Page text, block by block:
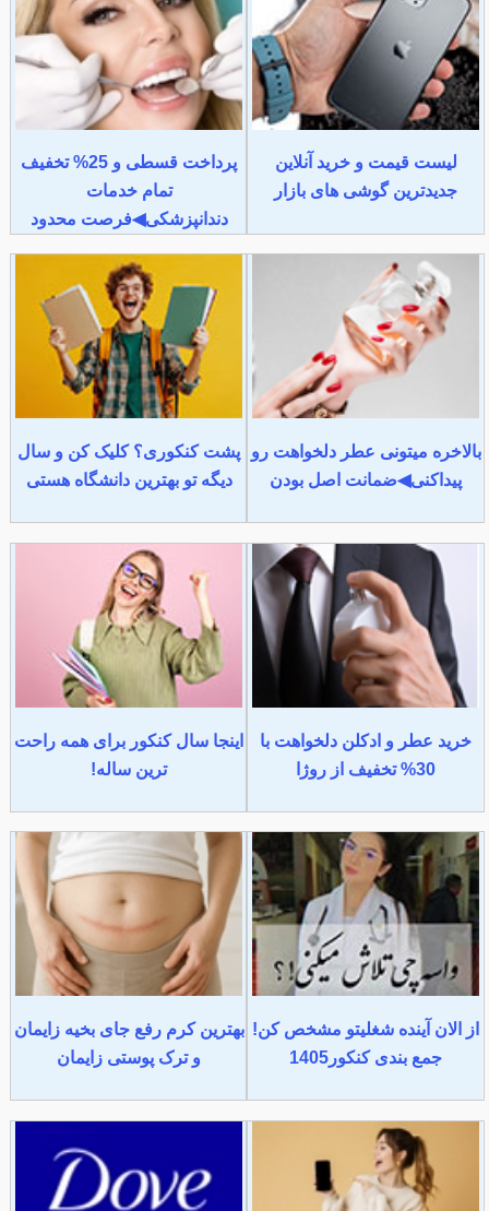
لیست قیمت و خرید آنلاین
جدیدترین گوشی های بازار
پرداخت قسطی و 25% تخفیف
تمام خدمات
دندانپزشکی◀فرصت محدود
بالاخره میتونی عطر دلخواهت رو
پیداکنی◀ضمانت اصل بودن
پشت کنکوری؟ کلیک کن و سال
دیگه تو بهترین دانشگاه هستی
خرید عطر و ادکلن دلخواهت با
30% تخفیف از روژا
اینجا سال کنکور برای همه راحت
ترین ساله!
از الان آینده شغلیتو مشخص کن!
جمع بندی کنکور1405
بهترین کرم رفع جای بخیه زایمان
و ترک پوستی زایمان